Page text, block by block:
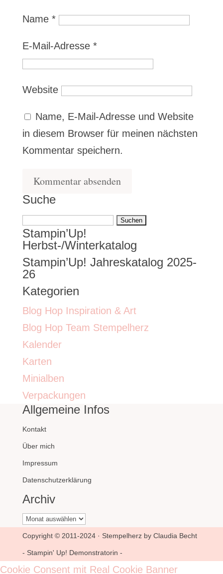
Name *
E-Mail-Adresse *
Website
Name, E-Mail-Adresse und Website
in diesem Browser für meinen nächsten
Kommentar speichern.
Suche
Suchen
nach:
Stampin’Up!
Herbst-/Winterkatalog
Stampin’Up! Jahreskatalog 2025-
26
Kategorien
Blog Hop Inspiration & Art
Blog Hop Team Stempelherz
Kalender
Karten
Minialben
Verpackungen
Allgemeine Infos
Kontakt
Über mich
Impressum
Datenschutzerklärung
Archiv
Archiv
Copyright © 2011-2024 · Stempelherz by Claudia Becht
- Stampin' Up! Demonstratorin -
Cookie Consent mit Real Cookie Banner